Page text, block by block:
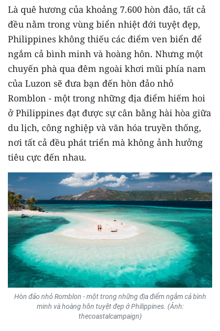
Duyên hải Nam Trung Bộ và Tây
Nguyên
Đông Nam Bộ
Đồng bằng sông Cửu Long
Chuyên trang Hà Nội
Chuyên trang TP. Hồ Chí Minh
CHUYÊN ĐỀ
CÁC CHUYÊN TRANG
VỀ BÁO NHÂN DÂN
THỜI NAY
NHÂN DÂN CUỐI TUẦN
NHÂN DÂN HẰNG THÁNG
MUA BÁO
ĐỌC BÁO IN
Là quê hương của khoảng 7.600 hòn đảo, tất cả
đều nằm trong vùng biển nhiệt đới tuyệt đẹp,
Philippines không thiếu các điểm ven biển để
ngắm cả bình minh và hoàng hôn. Nhưng một
chuyến phà qua đêm ngoài khơi mũi phía nam
của Luzon sẽ đưa bạn đến hòn đảo nhỏ
Romblon - một trong những địa điểm hiếm hoi
ở Philippines đạt được sự cân bằng hài hòa giữa
du lịch, công nghiệp và văn hóa truyền thống,
nơi tất cả đều phát triển mà không ảnh hưởng
tiêu cực đến nhau.
Hòn đảo nhỏ Romblon - một trongnhững địa điểm ngắm cả bình
minh và hoàng hôn tuyệt đẹp ở Philippines. (Ảnh:
thecoastalcampaign)